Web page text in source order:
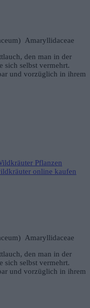
Amaryllidaceae
den man in der
sich selbst vermehrt.
und vorzüglich in ihrem
Pflanzen
online kaufen
Amaryllidaceae
den man in der
sich selbst vermehrt.
und vorzüglich in ihrem